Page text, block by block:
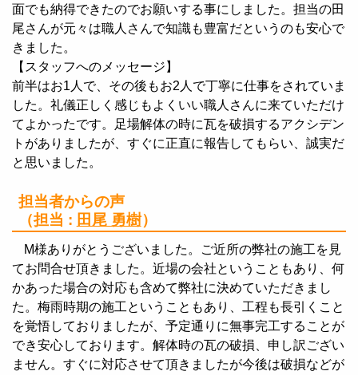
面でも納得できたのでお願いする事にしました。担当の田
尾さんが元々は職人さんで知識も豊富だというのも安心で
きました。
【スタッフへのメッセージ】
前半はお1人で、その後もお2人で丁寧に仕事をされていま
した。礼儀正しく感じもよくいい職人さんに来ていただけ
てよかったです。足場解体の時に瓦を破損するアクシデン
トがありましたが、すぐに正直に報告してもらい、誠実だ
と思いました。
担当者からの声
（担当 : 田尾 勇樹）
M様ありがとうございました。ご近所の弊社の施工を見
てお問合せ頂きました。近場の会社ということもあり、何
かあった場合の対応も含めて弊社に決めていただきまし
た。梅雨時期の施工ということもあり、工程も長引くこと
を覚悟しておりましたが、予定通りに無事完工することが
でき安心しております。解体時の瓦の破損、申し訳ござい
ません。すぐに対応させて頂きましたが今後は破損などが